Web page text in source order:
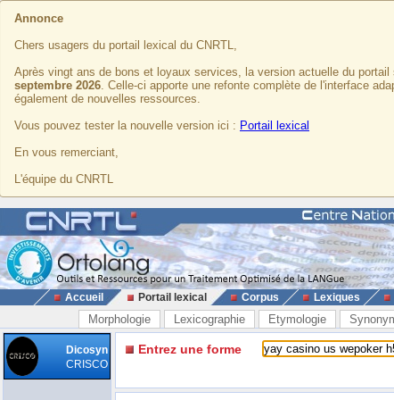
Annonce
Chers usagers du portail lexical du CNRTL,
Après vingt ans de bons et loyaux services, la version actuelle du
septembre 2026. Celle-ci apporte une refonte complète de l'interface
également de nouvelles ressources.
Vous pouvez tester la nouvelle version ici : Portail lexical
En vous remerciant,
L'équipe du CNRTL
Accueil Portail lexical Corpus Lexiques
Morphologie Lexicographie Etymologie
Dicosyn
CRISCO
Entrez une forme